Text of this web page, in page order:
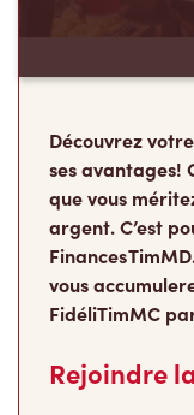
ses avantages!
que vous
argent. C’est
Finances
vous
FidéliTimMC
Rejoindre